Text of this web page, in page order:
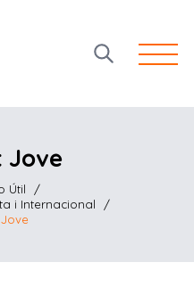
Open
Jove
Útil
/
i Internacional
/